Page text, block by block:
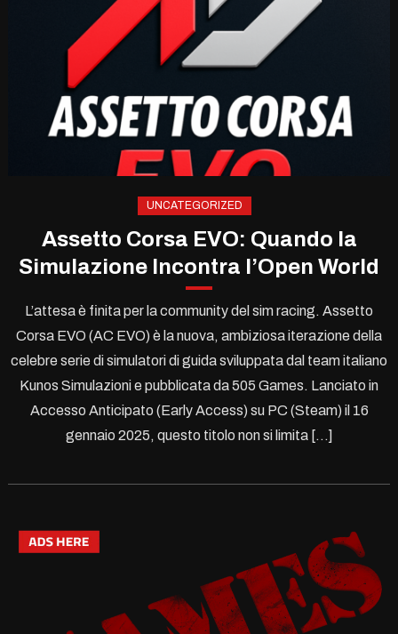
UNCATEGORIZED
Assetto Corsa EVO: Quando la
Simulazione Incontra l’Open World
L’attesa è finita per la community del sim racing. Assetto
Corsa EVO (AC EVO) è la nuova, ambiziosa iterazione della
celebre serie di simulatori di guida sviluppata dal team italiano
Kunos Simulazioni e pubblicata da 505 Games. Lanciato in
Accesso Anticipato (Early Access) su PC (Steam) il 16
gennaio 2025, questo titolo non si limita […]